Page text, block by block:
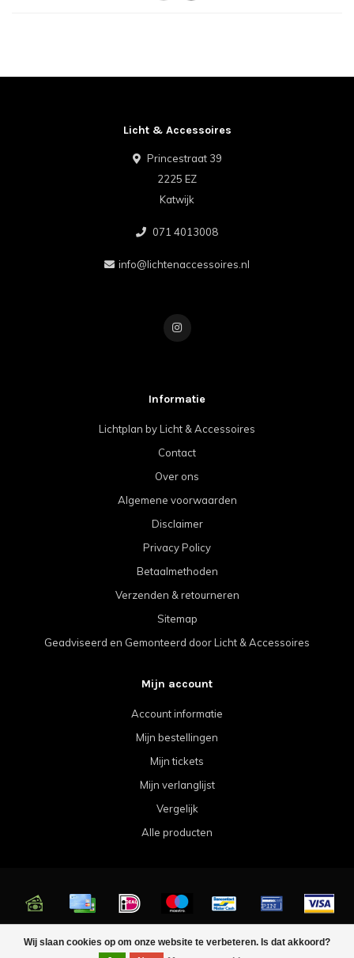
Wij slaan cookies op om onze website te verbeteren. Is dat akkoord?
Licht & Accessoires
Princestraat 39
2225 EZ
Katwijk
071 4013008
info@lichtenaccessoires.nl
Informatie
Lichtplan by Licht & Accessoires
Contact
Over ons
Algemene voorwaarden
Disclaimer
Privacy Policy
Betaalmethoden
Verzenden & retourneren
Sitemap
Geadviseerd en Gemonteerd door Licht & Accessoires
Mijn account
Account informatie
Mijn bestellingen
Mijn tickets
Mijn verlanglijst
Vergelijk
Alle producten
© Copyright 2026 Licht & Accessoires